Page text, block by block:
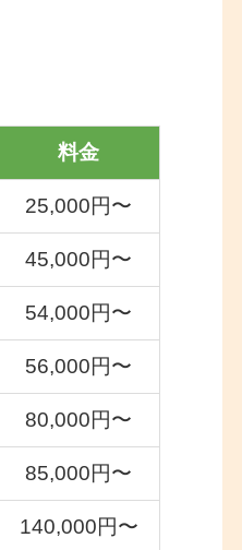
料金
25,000円〜
45,000円〜
54,000円〜
56,000円〜
80,000円〜
85,000円〜
140,000円〜